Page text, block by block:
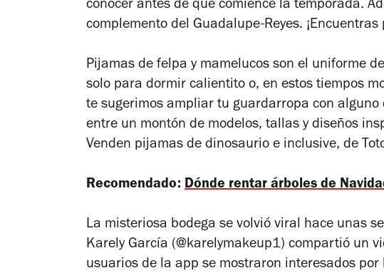
conocer antes de que comience la temporada.
complemento del Guadalupe-Reyes.
Pijamas de felpa y mamelucos son el uniforme
solo para dormir calientito o, en estos tiempos
te sugerimos ampliar tu guardarropa con alguno
entre un montón de modelos, tallas y diseños
Venden pijamas de dinosaurio e inclusive, de
Recomendado: Dónde rentar árboles de
La misteriosa bodega se volvió viral hace unas
Karely García (@karelymakeup1) compartió un
usuarios de la app se mostraron interesados